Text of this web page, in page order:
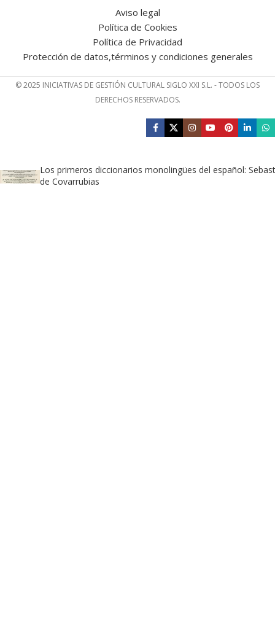
Aviso legal
Política de Cookies
Política de Privacidad
Protección de datos,términos y condiciones generales
© 2025 INICIATIVAS DE GESTIÓN CULTURAL SIGLO XXI S.L. - TODOS LOS
DERECHOS RESERVADOS.
Los primeros diccionarios monolingües del español:
de Covarrubias